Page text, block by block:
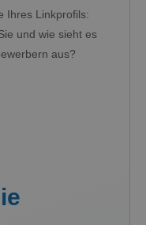
Ihres Linkprofils:
und wie sieht es
aus?